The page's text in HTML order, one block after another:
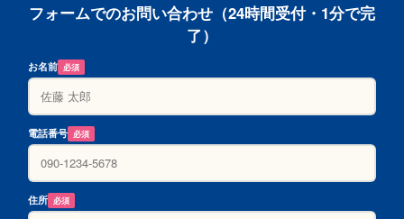
フォームでのお問い合わせ（24時間受付・1分で完
了）
お名前 必須
電話番号 必須
住所 必須